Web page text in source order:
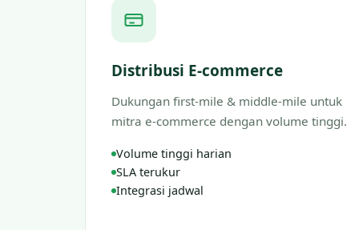
Distribusi E-commerce
Dukungan first-mile & middle-mile untuk
mitra e-commerce dengan volume tinggi.
Volume tinggi harian
SLA terukur
Integrasi jadwal